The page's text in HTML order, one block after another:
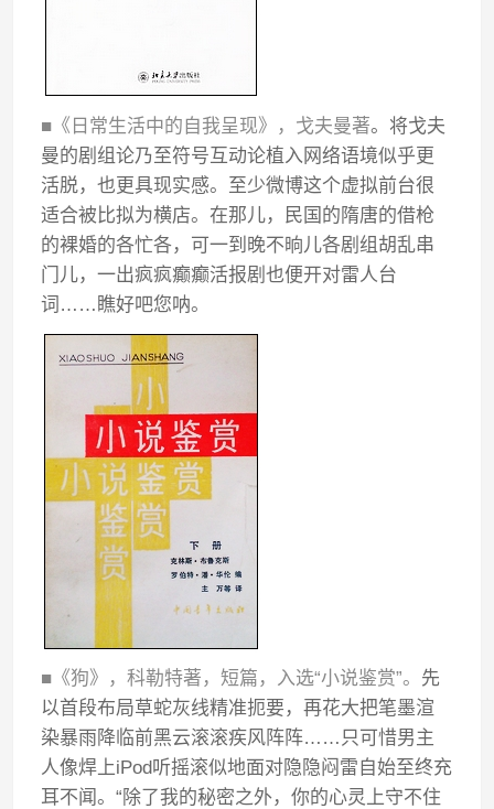
■《日常生活中的自我呈现》，戈夫曼著。将戈夫
曼的剧组论乃至符号互动论植入网络语境似乎更
活脱，也更具现实感。至少微博这个虚拟前台很
适合被比拟为横店。在那儿，民国的隋唐的借枪
的裸婚的各忙各，可一到晚不晌儿各剧组胡乱串
门儿，一出疯疯癫癫活报剧也便开对雷人台
词……瞧好吧您呐。
■《狗》，科勒特著，短篇，入选“小说鉴赏”。 先
以首段布局草蛇灰线精准扼要，再花大把笔墨渲
染暴雨降临前黑云滚滚疾风阵阵……只可惜男主
人像焊上iPod听摇滚似地面对隐隐闷雷自始至终充
耳不闻。“除了我的秘密之外，你的心灵上守不住